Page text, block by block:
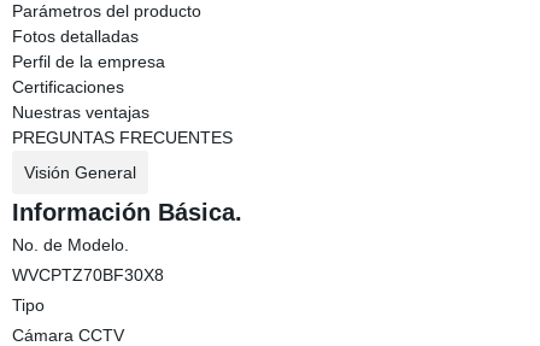
Parámetros del producto
Fotos detalladas
Perfil de la empresa
Certificaciones
Nuestras ventajas
PREGUNTAS FRECUENTES
Visión General
Información Básica.
No. de Modelo.
WVCPTZ70BF30X8
Tipo
Cámara CCTV